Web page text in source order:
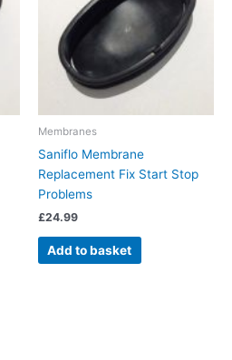
Membranes
Saniflo Membrane
Replacement Fix Start Stop
Problems
£24.99
Add to basket